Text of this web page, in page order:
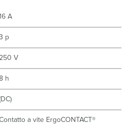
A
p
V
h
a vite ErgoCONTACT®